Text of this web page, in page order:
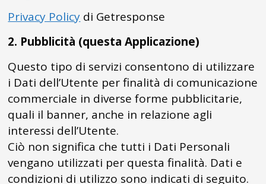
Privacy Policy di Getresponse
2. Pubblicità (questa Applicazione)
Questo tipo di servizi consentono di utilizzare
i Dati dell’Utente per finalità di comunicazione
commerciale in diverse forme pubblicitarie,
quali il banner, anche in relazione agli
interessi dell’Utente.
Ciò non significa che tutti i Dati Personali
vengano utilizzati per questa finalità. Dati e
condizioni di utilizzo sono indicati di seguito.